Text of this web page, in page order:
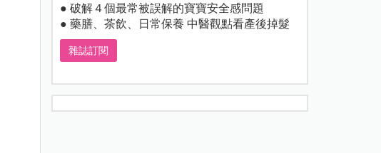
● 破解４個最常被誤解的寶寶安全感問題
● 藥膳、茶飲、日常保養 中醫觀點看產後掉髮
雜誌訂閱